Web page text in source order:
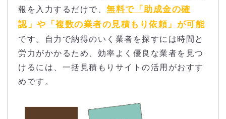
報を入力するだけで、 無料で「助成金の確
認」や「複数の業者の見積もり依頼」が可能
です。自力で納得のいく業者を探すには時間と
労力がかかるため、効率よく優良な業者を見つ
けるには、一括見積もりサイトの活用がおすす
めです。